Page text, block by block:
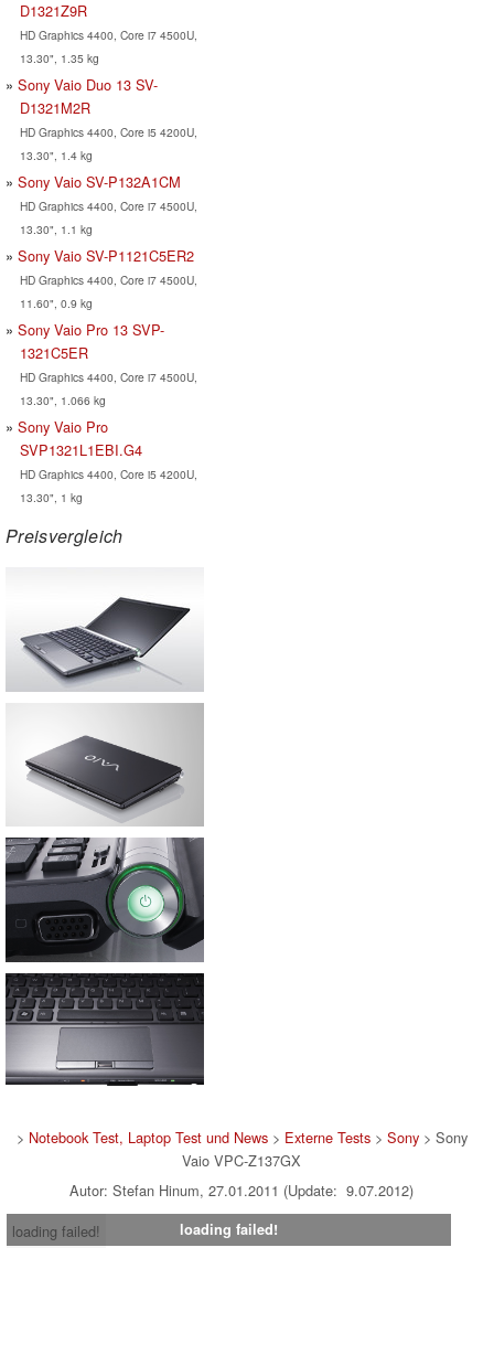
D1321Z9R
HD Graphics 4400, Core i7 4500U,
13.30", 1.35 kg
Sony Vaio Duo 13 SV-
D1321M2R
HD Graphics 4400, Core i5 4200U,
13.30", 1.4 kg
Sony Vaio SV-P132A1CM
HD Graphics 4400, Core i7 4500U,
13.30", 1.1 kg
Sony Vaio SV-P1121C5ER2
HD Graphics 4400, Core i7 4500U,
11.60", 0.9 kg
Sony Vaio Pro 13 SVP-
1321C5ER
HD Graphics 4400, Core i7 4500U,
13.30", 1.066 kg
Sony Vaio Pro
SVP1321L1EBI.G4
HD Graphics 4400, Core i5 4200U,
13.30", 1 kg
Preisvergleich
> Notebook Test, Laptop Test und News> Externe Tests> Sony> Sony
Vaio VPC-Z137GX
Autor: Stefan Hinum, 27.01.2011 (Update: 9.07.2012)
loading failed!
loading failed!